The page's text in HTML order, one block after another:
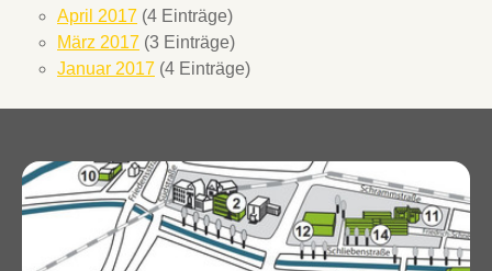
April 2017 (4 Einträge)
März 2017 (3 Einträge)
Januar 2017 (4 Einträge)